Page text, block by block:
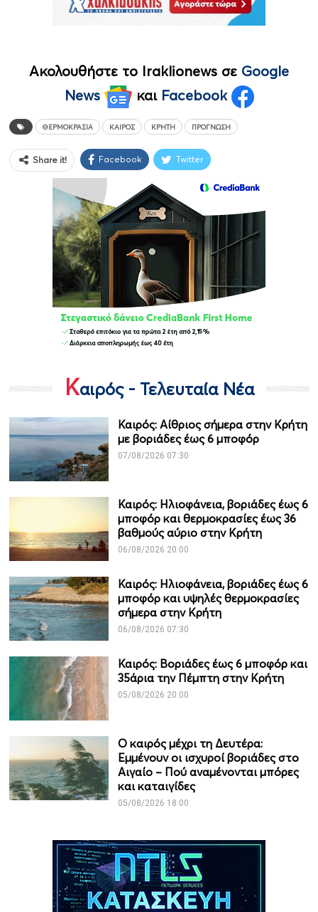
Ακολουθήστε το Iraklionews σε Google
News
και Facebook
ΘΕΡΜΟΚΡΑΣΊΑ ΚΑΙΡΌΣ ΚΡΉΤΗ ΠΡΟΓΝΩΣΗ
Share it! Facebook Twitter
Καιρός - Τελευταία Νέα
Καιρός: Αίθριος σήμερα στην Κρήτη
με βοριάδες έως 6 μποφόρ
07/08/2026 07:30
Καιρός: Ηλιοφάνεια, βοριάδες έως 6
μποφόρ και θερμοκρασίες έως 36
βαθμούς αύριο στην Κρήτη
06/08/2026 20:00
Καιρός: Ηλιοφάνεια, βοριάδες έως 6
μποφόρ και υψηλές θερμοκρασίες
σήμερα στην Κρήτη
06/08/2026 07:30
Καιρός: Βοριάδες έως 6 μποφόρ και
35άρια την Πέμπτη στην Κρήτη
05/08/2026 20:00
Ο καιρός μέχρι τη Δευτέρα:
Εμμένουν οι ισχυροί βοριάδες στο
Αιγαίο – Πού αναμένονται μπόρες
και καταιγίδες
05/08/2026 18:00